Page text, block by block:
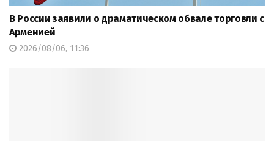
В России заявили о драматическом обвале торговли с
Арменией
2026/08/06, 11:36